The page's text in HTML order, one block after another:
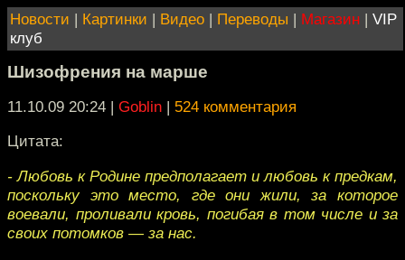
Новости | Картинки | Видео | Переводы | Магазин | VIP
клуб
Шизофрения на марше
11.10.09 20:24 | Goblin | 524 комментария
Цитата:
- Любовь к Родине предполагает и любовь к предкам,
поскольку это место, где они жили, за которое
воевали, проливали кровь, погибая в том числе и за
своих потомков — за нас.